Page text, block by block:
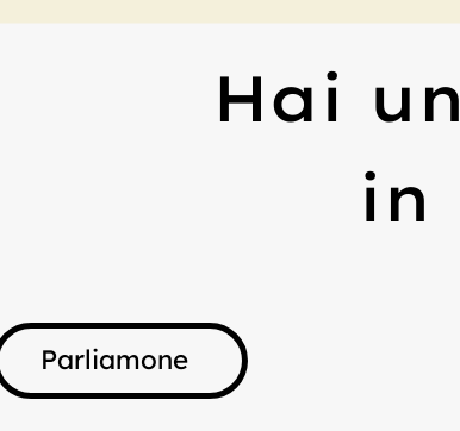
Hai un
in
Parliamone